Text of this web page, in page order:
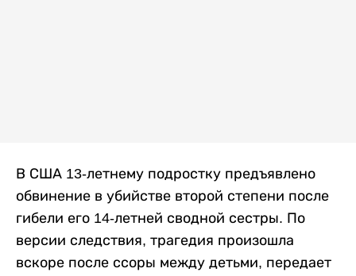
В США 13-летнему подростку предъявлено
обвинение в убийстве второй степени после
гибели его 14-летней сводной сестры. По
версии следствия, трагедия произошла
вскоре после ссоры между детьми, передает